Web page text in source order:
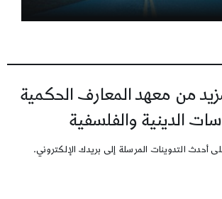
من معهد المعارف الحكمية
الدينية والفلسفية
أحدث التدوينات المرسلة إلى بريدك الإلكتروني.